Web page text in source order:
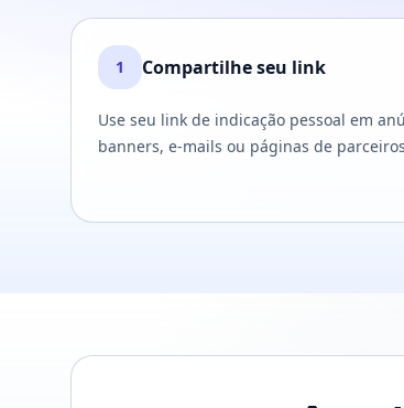
1 Compartilhe seu link
Use seu link de indicação pessoal em
banners, e-mails ou páginas de